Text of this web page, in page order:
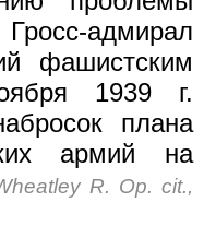
адмирал
фашистским
1939 г.
плана
армий на
R. Op. cit.,